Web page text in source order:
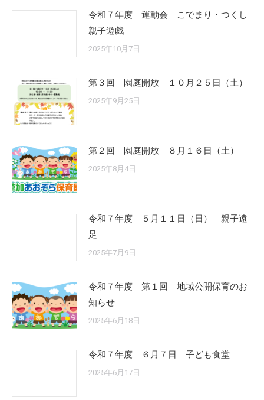
令和７年度 運動会 こでまり・つくし
親子遊戯
2025年10月7日
第３回 園庭開放 １０月２５日（土）
2025年9月25日
第２回 園庭開放 ８月１６日（土）
2025年8月4日
令和７年度 ５月１１日（日） 親子遠
足
2025年7月9日
令和７年度 第１回 地域公開保育のお
知らせ
2025年6月18日
令和７年度 ６月７日 子ども食堂
2025年6月17日